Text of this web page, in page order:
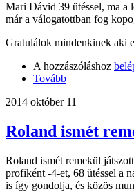
Mari Dávid 39 ütéssel, ma a
már a válogatottban fog
Gratulálok mindenkinek aki
A hozzászóláshoz
Tovább
2014 október 11
Roland ismét
Roland ismét remekül
profiként -4-et, 68 ütéssel a
is így gondolja, és közös